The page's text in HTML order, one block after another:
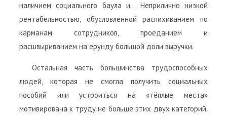
наличием социального баула и… Неприлично низкой
рентабельностью, обусловленной распихиванием по
карманам сотрудников, проеданием и
расшвыриванием на ерунду большой доли выручки.
Остальная часть большинства трудоспособных
людей, которая не смогла получить социальных
пособий или устроиться на «тёплые места»
мотивирована к труду не больше этих двух категорий.